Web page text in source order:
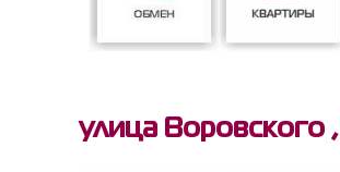
Обмен Квартиры
улица Воровского ,